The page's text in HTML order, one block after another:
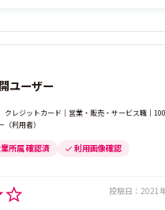
ユーザー
クレジットカード｜営業・販売・サービス職｜
（利用者）
所属 確認済 利用画像確認
投稿日： 2021